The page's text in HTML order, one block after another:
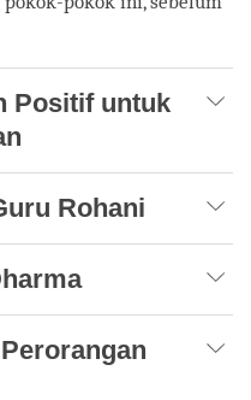
Positif untuk
Rohani